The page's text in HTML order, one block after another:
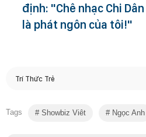
định: "Chê nhạc Chi
là phát ngôn của tôi!"
Trí Thức Trẻ
Tags Showbiz Viêt Ngọc Anh